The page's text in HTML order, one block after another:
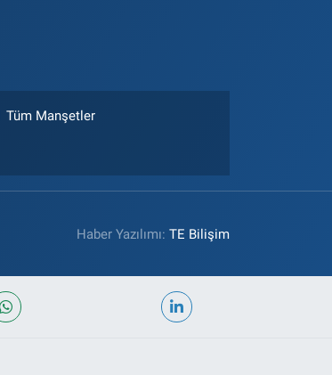
Tüm Manşetler
Haber Yazılımı:TE Bilişim